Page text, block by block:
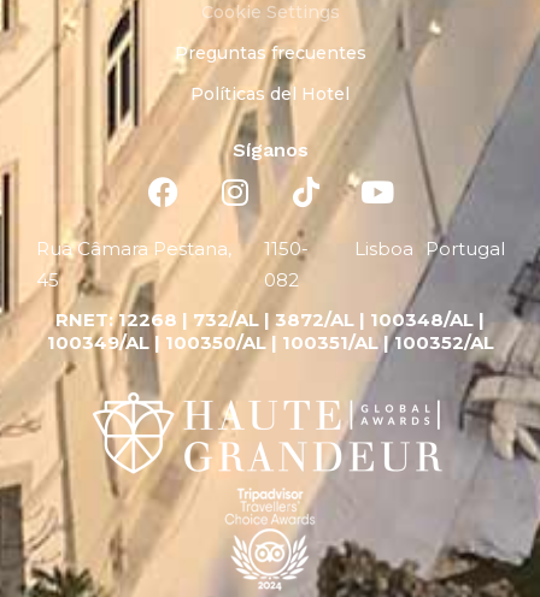
Cookie Settings
Preguntas frecuentes
Políticas del Hotel
Síganos
Rua Câmara Pestana,
45
1150-
082
Lisboa Portugal
RNET:12268 | 732/AL | 3872/AL | 100348/AL |
100349/AL | 100350/AL | 100351/AL | 100352/AL